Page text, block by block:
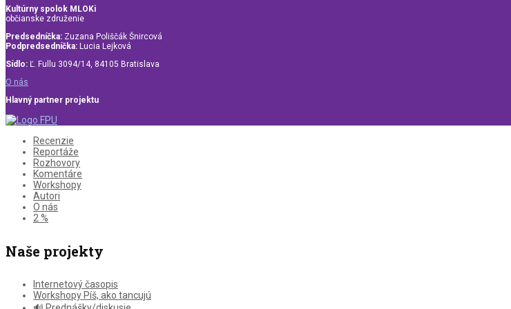
Kultúrny spolok MLOKi
občianske združenie
Predsedníčka: Zuzana Poliščák Šnircová
Podpredsedníčka: Lucia Lejková
Sídlo: Ľ. Fullu 3094/14, 84105 Bratislava
O nás
Hlavný partner projektu
Recenzie
Reportáže
Rozhovory
Komentáre
Workshopy
Autori
O nás
2 %
Naše projekty
Internetový časopis
Workshopy Píš, ako tancujú